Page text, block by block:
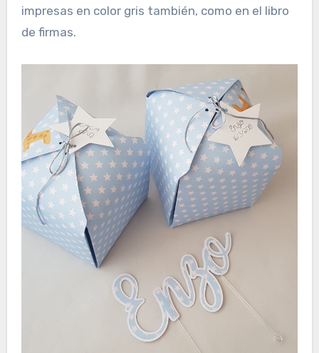
impresas en color gris también, como en el libro
de firmas.